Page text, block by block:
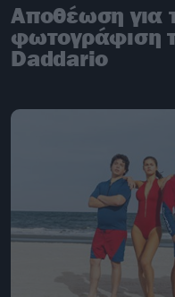
Αποθέωση για
φωτογράφιση
Daddario